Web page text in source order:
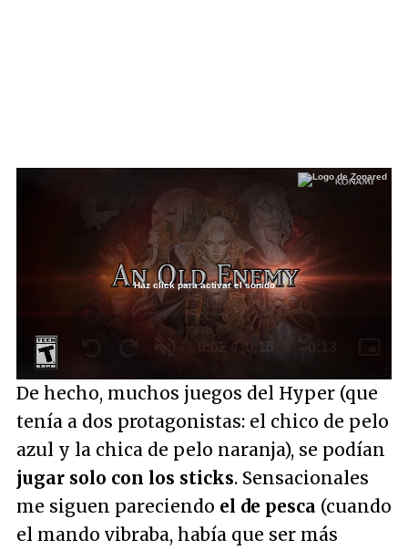
Unmute /
Haz click para activar el sonido
De hecho, muchos juegos del Hyper (que
tenía a dos protagonistas: el chico de pelo
azul y la chica de pelo naranja), se podían
jugar solo con los sticks. Sensacionales
me siguen pareciendo el de pesca (cuando
el mando vibraba, había que ser más